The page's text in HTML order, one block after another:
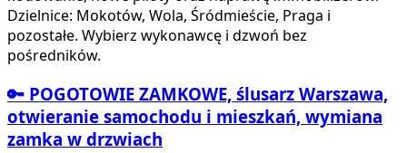
Dzielnice: Mokotów, Wola, Śródmieście, Praga i
pozostałe. Wybierz wykonawcę i dzwoń bez
pośredników.
🔑 POGOTOWIE ZAMKOWE, ślusarz Warszawa,
otwieranie samochodu i mieszkań, wymiana
zamka w drzwiach